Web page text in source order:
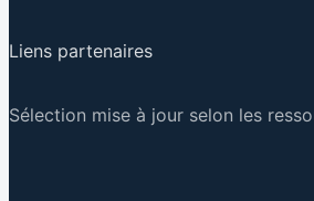
Liens partenaires
Sélection mise à jour selon les